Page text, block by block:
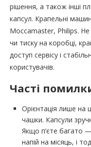
рішення, а також інші
капсул. Крапельні
Moccamaster, Philips.
чи тиску на коробці,
доступ сервісу і
користувачів.
Часті
Орієнтація лише на
чашки. Капсули
Якщо п’єте багато
напій на місяць, і